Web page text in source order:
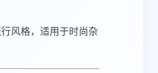
风格，适用于时尚杂